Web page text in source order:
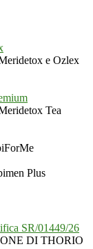
e Ozlex
Tea
Plus
SR/01449/26
DI THORIO